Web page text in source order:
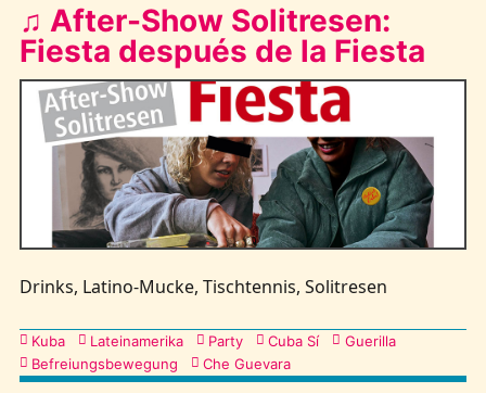
♫ After-Show Solitresen:
Fiesta después de la Fiesta
Drinks, Latino-Mucke, Tischtennis, Solitresen
Kategorien
Kuba Lateinamerika Party Cuba Sí
Guerilla
Befreiungsbewegung
Che Guevara